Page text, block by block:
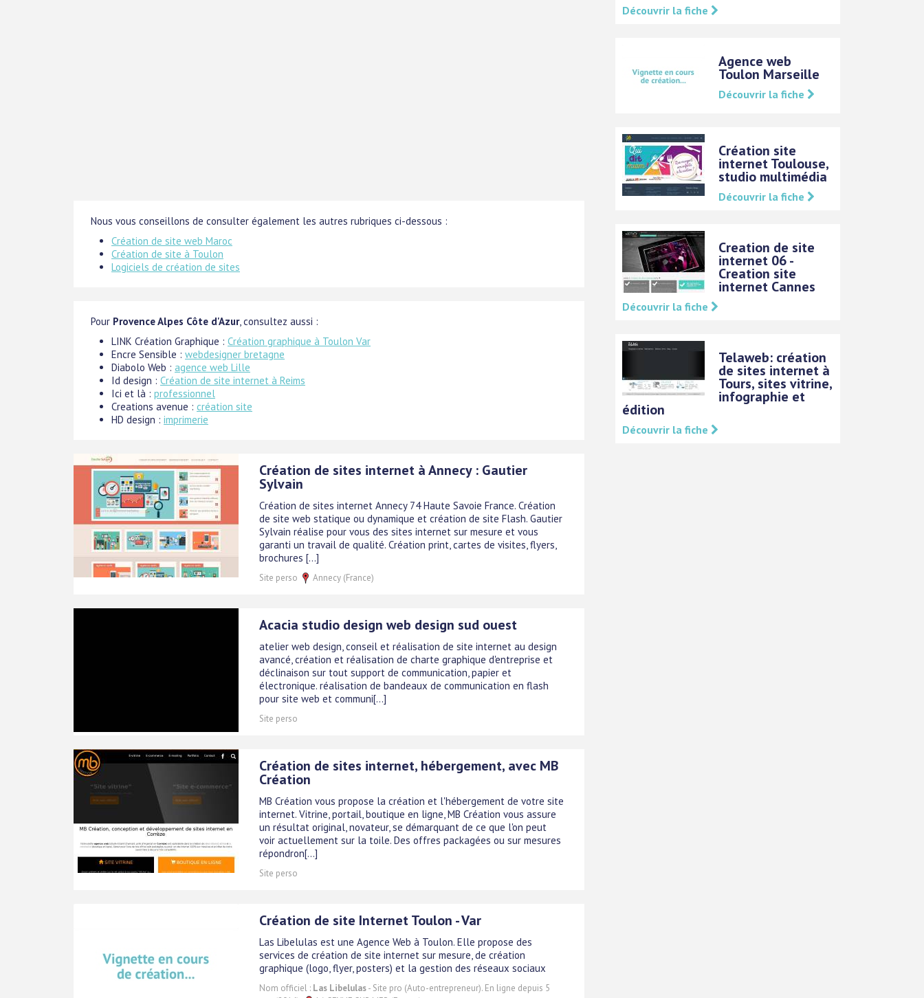
Nous vous conseillons de consulter également les autres rubriques ci-dessous :
Création de site web Maroc
Création de site à Toulon
Logiciels de création de sites
Pour Provence Alpes Côte d'Azur, consultez aussi :
LINK Création Graphique : Création graphique à Toulon Var
Encre Sensible : webdesigner bretagne
Diabolo Web : agence web Lille
Id design : Création de site internet à Reims
Ici et là : professionnel
Creations avenue : création site
HD design : imprimerie
Création de sites internet à Annecy : Gautier
Sylvain
Création de sites internet Annecy 74 Haute Savoie France. Création
de site web statique ou dynamique et création de site Flash. Gautier
Sylvain réalise pour vous des sites internet sur mesure et vous
garanti un travail de qualité. Création print, cartes de visites, flyers,
brochures [...]
Site perso Annecy (France)
Acacia studio design web design sud ouest
atelier web design, conseil et réalisation de site internet au design
avancé, création et réalisation de charte graphique d'entreprise et
déclinaison sur tout support de communication, papier et
électronique. réalisation de bandeaux de communication en flash
pour site web et communi[...]
Site perso
Création de sites internet, hébergement, avec MB
Création
MB Création vous propose la création et l'hébergement de votre site
internet. Vitrine, portail, boutique en ligne, MB Création vous assure
un résultat original, novateur, se démarquant de ce que l'on peut
voir actuellement sur la toile. Des offres packagées ou sur mesures
répondron[...]
Site perso
Création de site Internet Toulon - Var
Las Libelulas est une Agence Web à Toulon. Elle propose des
services de création de site internet sur mesure, de création
graphique (logo, flyer, posters) et la gestion des réseaux sociaux
Nom officiel : Las Libelulas- Site pro (Auto-entrepreneur). En ligne depuis 5
Découvrir la fiche
Agence web
Toulon Marseille
Découvrir la fiche
Création site
internet Toulouse,
studio multimédia
Découvrir la fiche
Creation de site
internet 06 -
Creation site
internet Cannes
Découvrir la fiche
Telaweb: création
de sites internet à
Tours, sites vitrine,
infographie et
édition
Découvrir la fiche